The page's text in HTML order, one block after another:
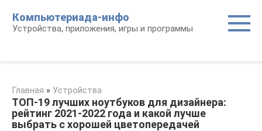
контенту
Компьютериада-инфо
Устройства, приложения, игры и программы
Главная » Устройства
ТОП-19 лучших ноутбуков для дизайнера:
рейтинг 2021-2022 года и какой лучше
выбрать с хорошей цветопередачей